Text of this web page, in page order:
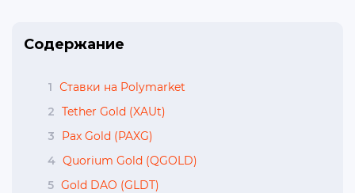
Содержание
1 Ставки на Polymarket
2 Tether Gold (XAUt)
3
Pax Gold (PAXG)
4 Quorium Gold (QGOLD)
5 Gold DAO (GLDT)